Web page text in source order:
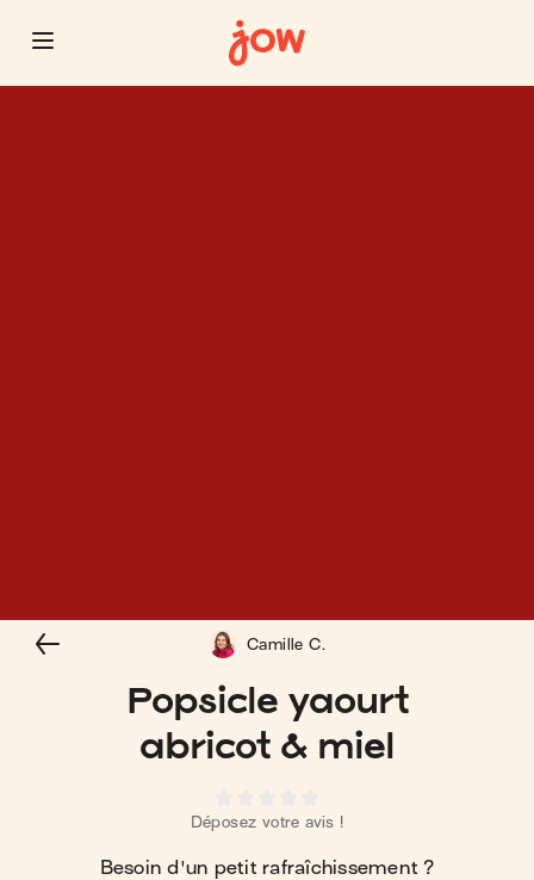
Popsicle yaourt
abricot & miel
Déposez votre avis !
Besoin d'un petit rafraîchissement ?
Camille C.